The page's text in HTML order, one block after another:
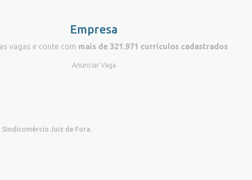
Empresa
vagas e conte com mais de 321.971 currículos cadastrados
Anunciar Vaga
Juiz de Fora.